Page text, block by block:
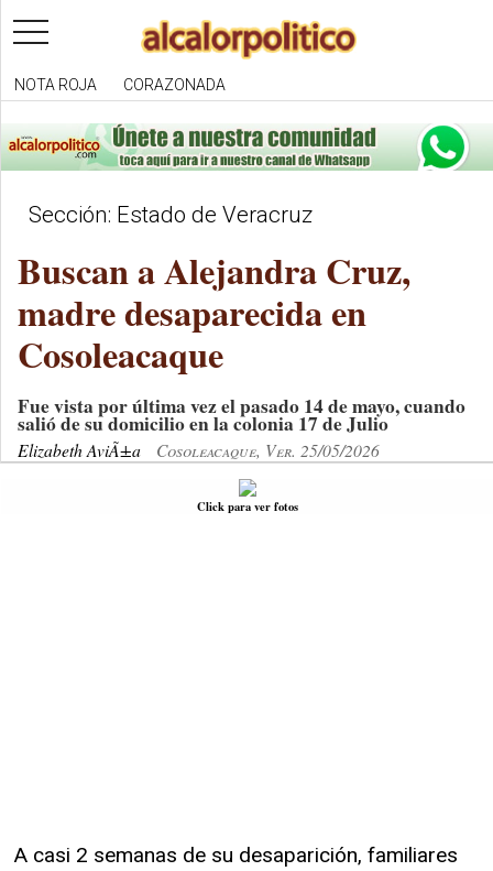
toggle
navigation
NOTA ROJA CORAZONADA
Sección: Estado de Veracruz
Buscan a Alejandra Cruz,
madre desaparecida en
Cosoleacaque
Fue vista por última vez el pasado 14 de mayo, cuando
salió de su domicilio en la colonia 17 de Julio
Elizabeth AviÃ±a Cosoleacaque, Ver. 25/05/2026
Click para ver fotos
A casi 2 semanas de su desaparición, familiares